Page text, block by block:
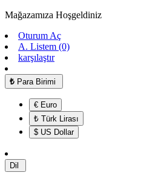
Mağazamıza Hoşgeldiniz
Oturum Aç
A. Listem (0)
karşılaştır
₺ Para Birimi
€ Euro
₺ Türk Lirası
$ US Dollar
Dil